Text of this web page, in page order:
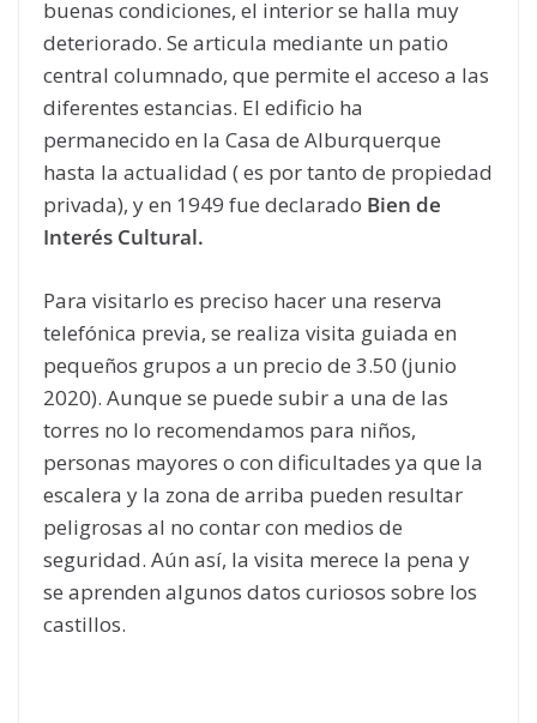
buenas condiciones, el interior se halla muy
deteriorado. Se articula mediante un patio
central columnado, que permite el acceso a las
diferentes estancias. El edificio ha
permanecido en la Casa de Alburquerque
hasta la actualidad ( es por tanto de propiedad
privada), y en 1949 fue declarado Bien de
Interés Cultural.
Para visitarlo es preciso hacer una reserva
telefónica previa, se realiza visita guiada en
pequeños grupos a un precio de 3.50 (junio
2020). Aunque se puede subir a una de las
torres no lo recomendamos para niños,
personas mayores o con dificultades ya que la
escalera y la zona de arriba pueden resultar
peligrosas al no contar con medios de
seguridad. Aún así, la visita merece la pena y
se aprenden algunos datos curiosos sobre los
castillos.